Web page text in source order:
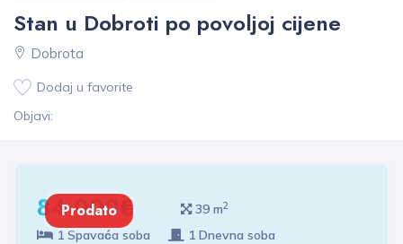
Stan u Dobroti po povoljoj cijene
Dobrota
Dodaj u favorite
Objavi:
84 000€
Prodato 39 m2
1 Spavaća soba
1 Dnevna soba